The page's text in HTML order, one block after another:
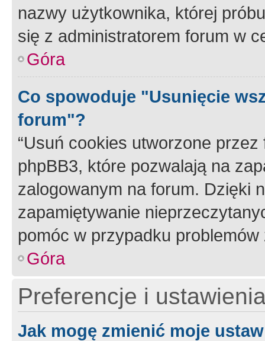
nazwy użytkownika, której
się z administratorem forum w
Góra
Co spowoduje "Usunięcie
forum"?
“Usuń cookies utworzone
phpBB3, które pozwalają na
zalogowanym na forum. Dzięki
zapamiętywanie
pomóc w przypadku
Góra
Preferencje i
Jak mogę zmienić moje